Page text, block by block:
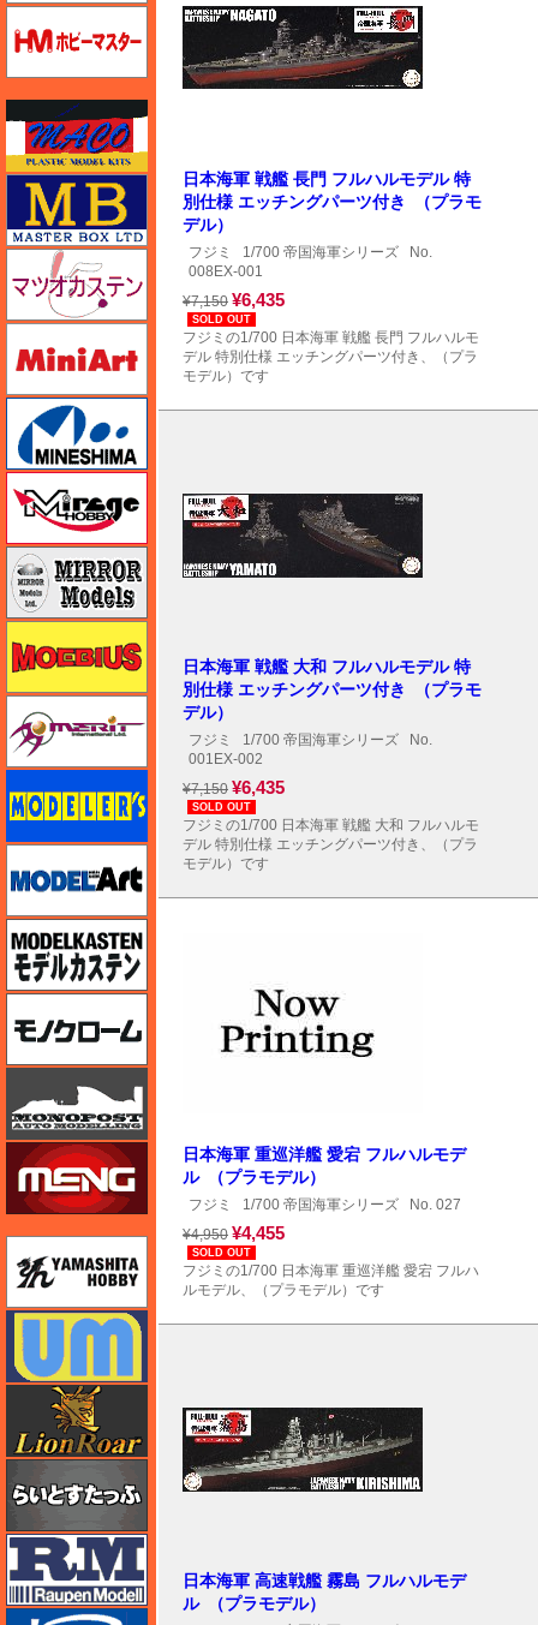
日本海軍 戦艦 長門 フルハルモデル 特
別仕様 エッチングパーツ付き （プラモ
デル）
フジミ 1/700 帝国海軍シリーズ No.
008EX-001
¥7,150 ¥6,435
SOLD OUT
フジミの1/700 日本海軍 戦艦 長門 フルハルモ
デル 特別仕様 エッチングパーツ付き、（プラ
モデル）です
日本海軍 戦艦 大和 フルハルモデル 特
別仕様 エッチングパーツ付き （プラモ
デル）
フジミ 1/700 帝国海軍シリーズ No.
001EX-002
¥7,150 ¥6,435
SOLD OUT
フジミの1/700 日本海軍 戦艦 大和 フルハルモ
デル 特別仕様 エッチングパーツ付き、（プラ
モデル）です
日本海軍 重巡洋艦 愛宕 フルハルモデ
ル （プラモデル）
フジミ 1/700 帝国海軍シリーズ No. 027
¥4,950 ¥4,455
SOLD OUT
フジミの1/700 日本海軍 重巡洋艦 愛宕 フルハ
ルモデル、（プラモデル）です
日本海軍 高速戦艦 霧島 フルハルモデ
ル （プラモデル）
ホビーマスター
マスターボックス
マツオカステン
ミニアート
ミネシマ
メリットインターナショナル
モデラーズ
モデルアート
モンモデル（MENG MODEL）
ユニモデル
ユニモデル
らいとすたっふ
リッチモデル